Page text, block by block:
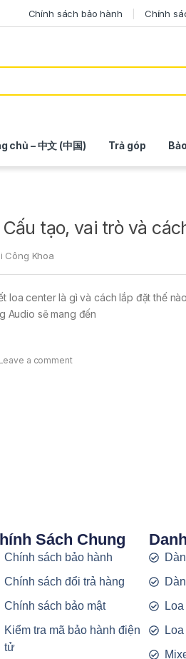
Chính sách bảo hành Chính
chủ – 中文 (中国) Trả góp
Cấu tạo, vai trò và
Công Khoa
loa center là gì và cách lắp đặt thế
Audio sẽ mang đến
Leave a comment
Sách Chung
Chính sách bảo hành
Chính sách đổi trả hàng
Chính sách bảo mật
Kiểm tra mã bảo hành điện
tử